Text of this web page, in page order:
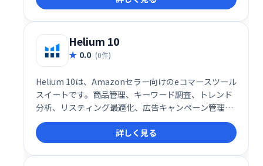
Helium 10
0.0 (0件)
Helium 10は、Amazonセラー向けのeコマースツール
スイートです。商品管理、キーワード調査、トレンド
分析、リスティング最適化、広告キャンペーン管理な
ど、Amazonビジネスを成功に導くための機能を網羅
しています。BlackBox機能では、潜在的な商品機会を
効率的に探索できます。Amazonビジネスの成長を強
力にサポートします。
詳しく見る